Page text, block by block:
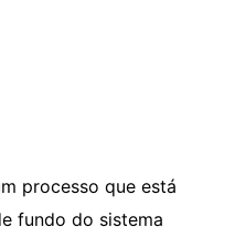
processo que está
fundo do sistema